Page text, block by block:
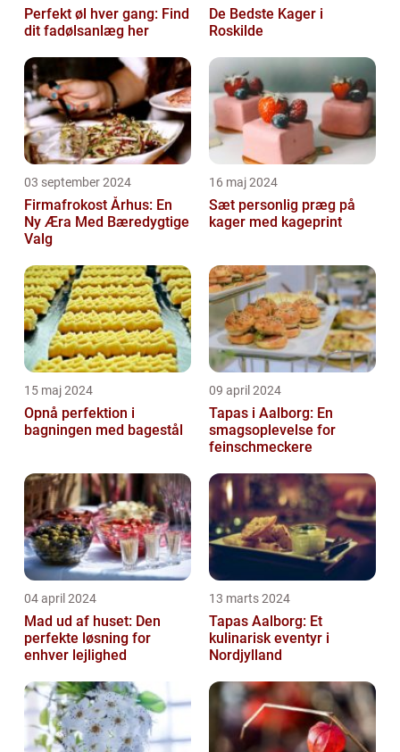
Perfekt øl hver gang: Find
dit fadølsanlæg her
De Bedste Kager i
Roskilde
03 september 2024
Firmafrokost Århus: En
Ny Æra Med Bæredygtige
Valg
16 maj 2024
Sæt personlig præg på
kager med kageprint
15 maj 2024
Opnå perfektion i
bagningen med bagestål
09 april 2024
Tapas i Aalborg: En
smagsoplevelse for
feinschmeckere
04 april 2024
Mad ud af huset: Den
perfekte løsning for
enhver lejlighed
13 marts 2024
Tapas Aalborg: Et
kulinarisk eventyr i
Nordjylland